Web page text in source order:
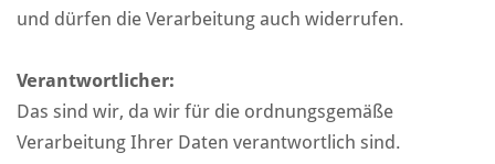
und dürfen die Verarbeitung auch widerrufen.
Verantwortlicher:
Das sind wir, da wir für die ordnungsgemäße
Verarbeitung Ihrer Daten verantwortlich sind.